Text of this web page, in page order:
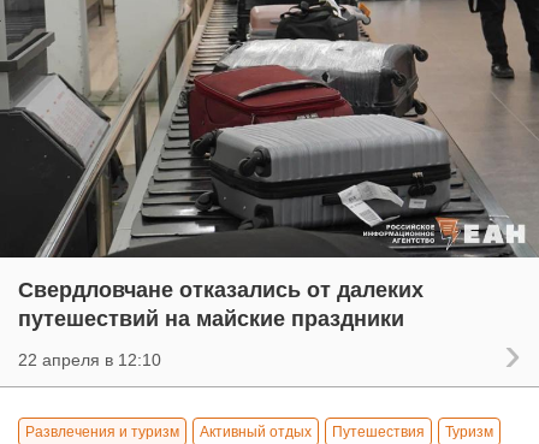
Свердловчане отказались от далеких
путешествий на майские праздники
22 апреля в 12:10
Развлечения и туризм Активный отдых Путешествия Туризм